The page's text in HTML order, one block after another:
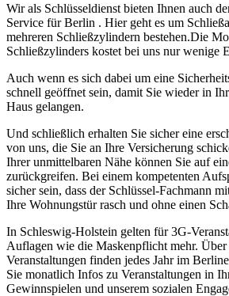
Wir als Schlüsseldienst bieten Ihnen auch
Service für Berlin . Hier geht es um
mehreren Schließzylindern bestehen.Die
Schließzylinders kostet bei uns nur wenige
Auch wenn es sich dabei um eine
schnell geöffnet sein, damit Sie wieder in
Haus gelangen.
Und schließlich erhalten Sie sicher eine
von uns, die Sie an Ihre Versicherung
Ihrer unmittelbaren Nähe können Sie auf
zurückgreifen. Bei einem kompetenten
sicher sein, dass der Schlüssel-Fachmann
Ihre Wohnungstür rasch und ohne einen
In Schleswig-Holstein gelten für 3G-
Auflagen wie die Maskenpflicht mehr.
Veranstaltungen finden jedes Jahr im
Sie monatlich Infos zu Veranstaltungen in
Gewinnspielen und unserem sozialen